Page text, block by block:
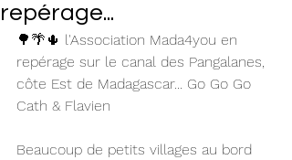
repérage...
🌳🌴🌵 l'Association Mada4you en
repérage sur le canal des Pangalanes,
côte Est de Madagascar... Go Go Go
Cath & Flavien
Beaucoup de petits villages au bord